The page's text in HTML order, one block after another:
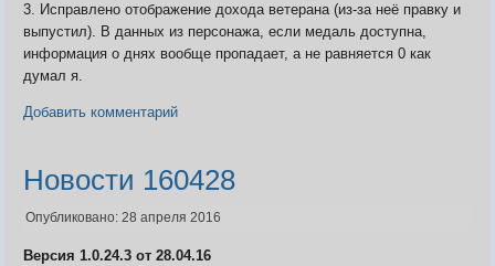
Видео
Форум
Клиент игры на android
Заявки на вступление
3. Исправлено отображение дохода ветерана (из-за неё правку и
выпустил). В данных из персонажа, если медаль доступна,
информация о днях вообще пропадает, а не равняется 0 как
думал я.
Добавить комментарий
Новости 160428
Опубликовано: 28 апреля 2016
Версия 1.0.24.3 от 28.04.16